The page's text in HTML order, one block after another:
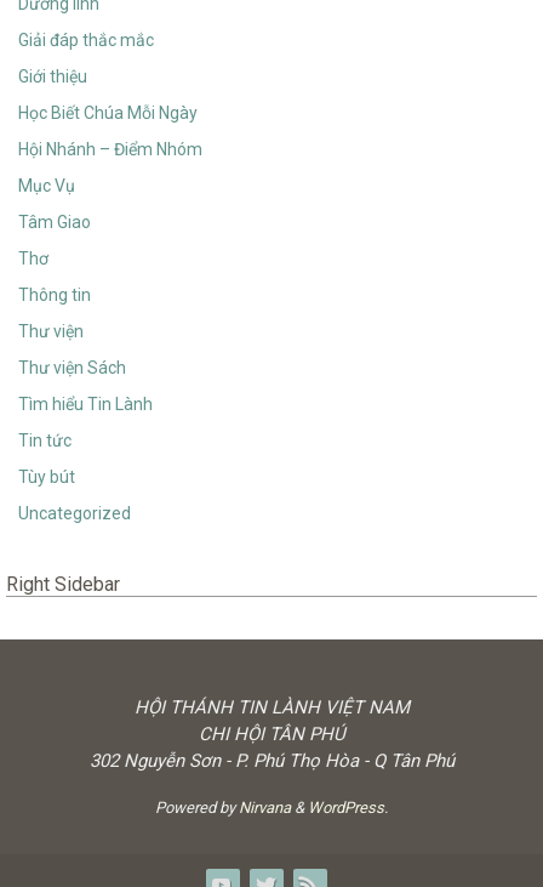
Giải đáp thắc mắc
Giới thiệu
Học Biết Chúa Mỗi Ngày
Hội Nhánh – Điểm Nhóm
Mục Vụ
Tâm Giao
Thơ
Thông tin
Thư viện
Thư viện Sách
Tìm hiểu Tin Lành
Tin tức
Tùy bút
Uncategorized
Right Sidebar
HỘI THÁNH TIN LÀNH VIỆT NAM
CHI HỘI TÂN PHÚ
302 Nguyễn Sơn - P. Phú Thọ Hòa - Q Tân Phú
Powered byNirvana& WordPress.